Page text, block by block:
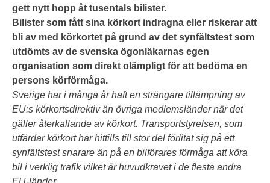
gett nytt hopp åt tusentals bilister.
Bilister som fått sina körkort indragna eller riskerar att
bli av med körkortet på grund av det synfältstest som
utdömts av de svenska ögonläkarnas egen
organisation som direkt olämpligt för att bedöma en
persons körförmåga.
Sverige har i många år haft en strängare tillämpning av
EU:s körkortsdirektiv än övriga medlemsländer när det
gäller återkallande av körkort. Transportstyrelsen, som
utfärdar körkort har hittills till stor del förlitat sig på ett
synfältstest snarare än på en bilförares förmåga att köra
bil i verklig trafik vilket är huvudkravet i de flesta andra